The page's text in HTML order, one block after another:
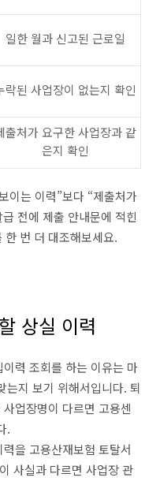
일한 월과 신고된 근로일
락된 사업장이 없는지 확인
출처가 요구한 사업장과 같
은지 확인
이는 이력”보다 “제출처가
전에 제출 안내문에 적힌
번 더 대조해보세요.
상실 이력
력 조회를 하는 이유는 마
는지 보기 위해서입니다. 퇴
업장명이 다르면 고용센
.
을 고용산재보험 토탈서
사실과 다르면 사업장 관